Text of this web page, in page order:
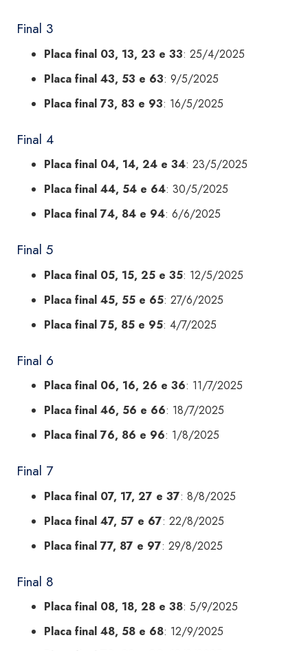
Final 3
Placa final 03, 13, 23 e 33: 25/4/2025
Placa final 43, 53 e 63: 9/5/2025
Placa final 73, 83 e 93: 16/5/2025
Final 4
Placa final 04, 14, 24 e 34: 23/5/2025
Placa final 44, 54 e 64: 30/5/2025
Placa final 74, 84 e 94: 6/6/2025
Final 5
Placa final 05, 15, 25 e 35: 12/5/2025
Placa final 45, 55 e 65: 27/6/2025
Placa final 75, 85 e 95: 4/7/2025
Final 6
Placa final 06, 16, 26 e 36: 11/7/2025
Placa final 46, 56 e 66: 18/7/2025
Placa final 76, 86 e 96: 1/8/2025
Final 7
Placa final 07, 17, 27 e 37: 8/8/2025
Placa final 47, 57 e 67: 22/8/2025
Placa final 77, 87 e 97: 29/8/2025
Final 8
Placa final 08, 18, 28 e 38: 5/9/2025
Placa final 48, 58 e 68: 12/9/2025